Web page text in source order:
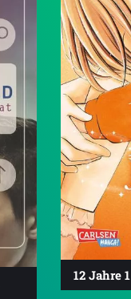
12 Jahre 1